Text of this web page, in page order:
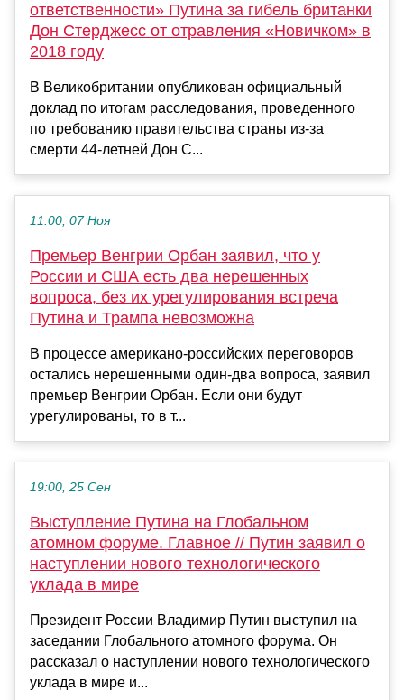
ответственности» Путина за гибель британки
Дон Стерджесс от отравления «Новичком» в
2018 году
В Великобритании опубликован официальный
доклад по итогам расследования, проведенного
по требованию правительства страны из-за
смерти 44-летней Дон С...
11:00, 07 Ноя
Премьер Венгрии Орбан заявил, что у
России и США есть два нерешенных
вопроса, без их урегулирования встреча
Путина и Трампа невозможна
В процессе американо-российских переговоров
остались нерешенными один-два вопроса, заявил
премьер Венгрии Орбан. Если они будут
урегулированы, то в т...
19:00, 25 Сен
Выступление Путина на Глобальном
атомном форуме. Главное // Путин заявил о
наступлении нового технологического
уклада в мире
Президент России Владимир Путин выступил на
заседании Глобального атомного форума. Он
рассказал о наступлении нового технологического
уклада в мире и...